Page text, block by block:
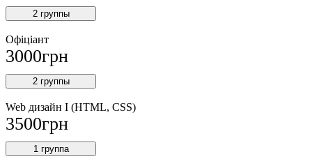
2 группы
Офіціант
3000грн
2 группы
Web дизайн I (HTML, CSS)
3500грн
1 группа